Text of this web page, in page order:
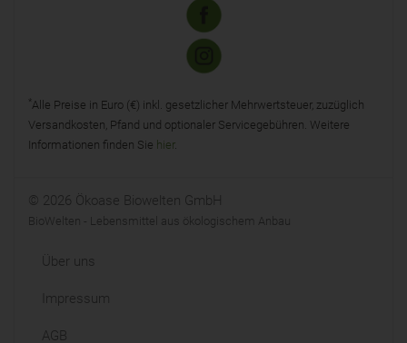
*Alle Preise in Euro (€) inkl. gesetzlicher Mehrwertsteuer, zuzüglich
Versandkosten, Pfand und optionaler Servicegebühren. Weitere
Informationen finden Sie hier.
© 2026 Ökoase Biowelten GmbH
BioWelten - Lebensmittel aus ökologischem Anbau
Über uns
Impressum
AGB